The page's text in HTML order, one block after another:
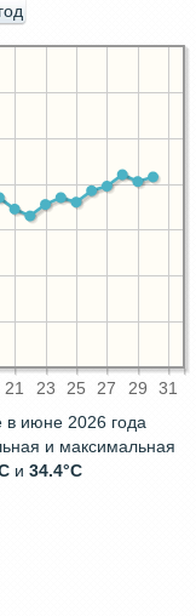
21 23 25 27 29 31
в июне 2026 года
и максимальная
и 34.4°C